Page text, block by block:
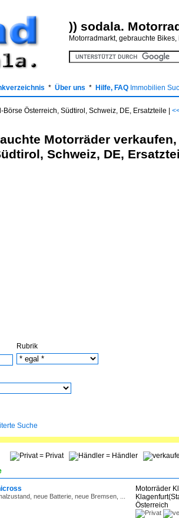
)) sodala.
Motorradmarkt, gebrauchte
* Über uns * Hilfe, FAQ Immobilien
Österreich, Südtirol, Schweiz, DE, Ersatzteile |
Motorräder
Schweiz, DE,
Rubrik
Suche
= Privat = Händler
neue Batterie, neue Bremsen, ...
Motorräder
Österreich